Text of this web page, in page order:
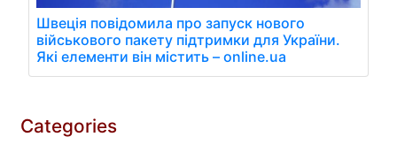
Швеція повідомила про запуск нового
військового пакету підтримки для України.
Які елементи він містить – online.ua
Categories